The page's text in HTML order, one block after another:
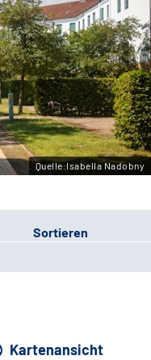
Quelle:Isabella Nadobny
Sortieren
Kartenansicht